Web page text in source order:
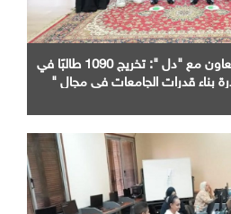
بحضور هندي وقنصوة بالتعاون مع "دل ": تخريج 1090 طالبًا في
بناء قدرات الجامعات في مجال "